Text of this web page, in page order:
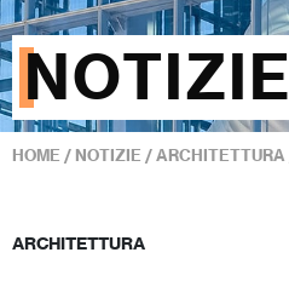
NOTIZIE
HOME / NOTIZIE /ARCHITETTURA
ARCHITETTURA